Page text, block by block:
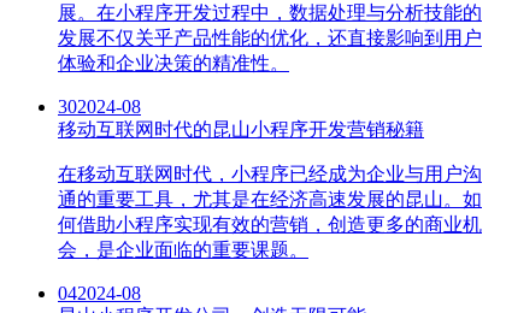
展。在小程序开发过程中，数据处理与分析技能的
发展不仅关乎产品性能的优化，还直接影响到用户
体验和企业决策的精准性。
302024-08
移动互联网时代的昆山小程序开发营销秘籍
在移动互联网时代，小程序已经成为企业与用户沟
通的重要工具，尤其是在经济高速发展的昆山。如
何借助小程序实现有效的营销，创造更多的商业机
会，是企业面临的重要课题。
042024-08